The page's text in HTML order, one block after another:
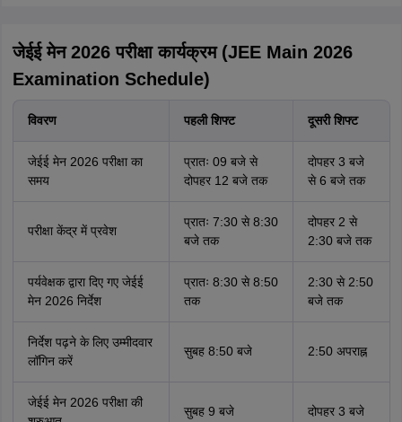
जेईई मेन 2026 परीक्षा कार्यक्रम (JEE Main 2026
Examination Schedule)
विवरण पहली शिफ्ट दूसरी शिफ्ट
जेईई मेन 2026 परीक्षा का
समय
प्रातः 09 बजे से
दोपहर 12 बजे तक
दाेपहर 3 बजे
से 6 बजे तक
परीक्षा केंद्र में प्रवेश
प्रातः 7:30 से 8:30
बजे तक
दोपहर 2 से
2:30 बजे तक
पर्यवेक्षक द्वारा दिए गए जेईई
मेन 2026 निर्देश
प्रातः 8:30 से 8:50
तक
2:30 से 2:50
बजे तक
निर्देश पढ़ने के लिए उम्मीदवार
लॉगिन करें
सुबह 8:50 बजे 2:50 अपराह्न
जेईई मेन 2026 परीक्षा की
सुबह 9 बजे दोपहर 3 बजे